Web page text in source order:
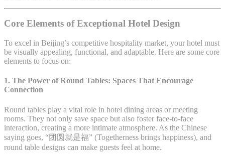
Core Elements of Exceptional Hotel Design
To excel in Beijing’s competitive hospitality market, your hotel must
be visually appealing, functional, and adaptable. Here are some core
elements to focus on:
1. The Power of Round Tables: Spaces That Encourage
Connection
Round tables play a vital role in hotel dining areas or meeting
rooms. They not only save space but also foster face-to-face
interaction, creating a more intimate atmosphere. As the Chinese
saying goes, “团圆就是福” (Togetherness brings happiness), and
round table designs can make guests feel at home.